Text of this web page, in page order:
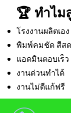
🏆 ทำไม
โรงงานผลิตเอง
พิมพ์คมชัด สีสด
แอดมินตอบเร็ว
งานด่วนทำได้
งานไม่ดีแก้ฟรี